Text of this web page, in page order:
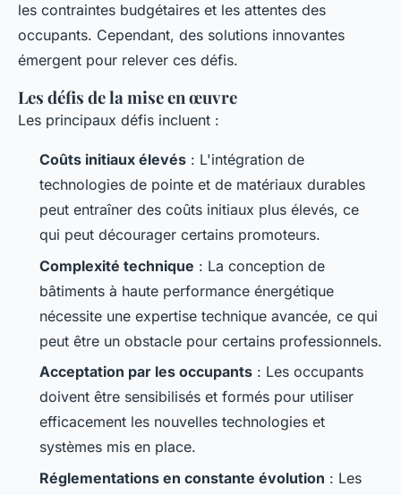
les contraintes budgétaires et les attentes des
occupants. Cependant, des solutions innovantes
émergent pour relever ces défis.
Les défis de la mise en œuvre
Les principaux défis incluent :
Coûts initiaux élevés : L'intégration de
technologies de pointe et de matériaux durables
peut entraîner des coûts initiaux plus élevés, ce
qui peut décourager certains promoteurs.
Complexité technique : La conception de
bâtiments à haute performance énergétique
nécessite une expertise technique avancée, ce qui
peut être un obstacle pour certains professionnels.
Acceptation par les occupants : Les occupants
doivent être sensibilisés et formés pour utiliser
efficacement les nouvelles technologies et
systèmes mis en place.
Réglementations en constante évolution : Les